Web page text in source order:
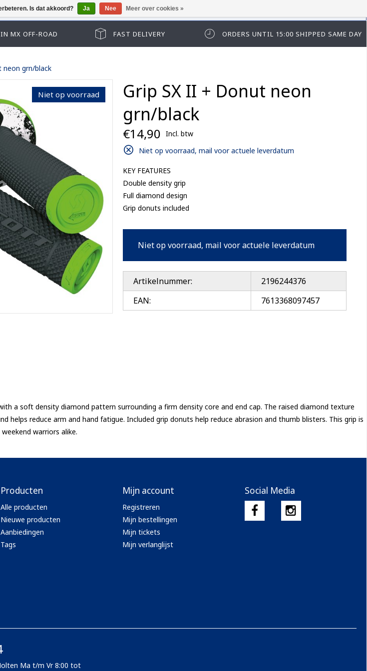
accessoires
accessoires
accessoires
accessoires
accessoires
accessoires
accessoires
accessoires
accessoires
accessoires
kun je niet als gast afrekenen, gelieve eerst in te loggen of te registeren.
MX OFF-ROAD FAST DELIVERY ORDERS UNTIL 15:00 SHIPPED SAME DAY
neon grn/black
Niet op voorraad
Grip SX II + Donut neon
grn/black
€14,90 Incl. btw
Niet op voorraad, mail voor actuele leverdatum
KEY FEATURES
Double density grip
Full diamond design
Grip donuts included
Niet op voorraad, mail voor actuele leverdatum
Artikelnummer:
2196244376
EAN:
7613368097457
a soft density diamond pattern surrounding a firm density core and end cap. The raised diamond texture
helps reduce arm and hand fatigue. Included grip donuts help reduce abrasion and thumb blisters. This grip is
warriors alike.
Producten
Alle producten
Nieuwe producten
Aanbiedingen
Tags
Mijn account
Registreren
Mijn bestellingen
Mijn tickets
Mijn verlanglijst
Social Media
Ma t/m Vr 8:00 tot
Is dat akkoord? Ja Nee Meer over cookies »